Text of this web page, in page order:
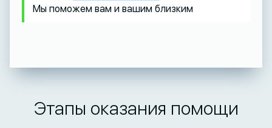
Мы поможем вам и вашим близким
Этапы оказания помощи